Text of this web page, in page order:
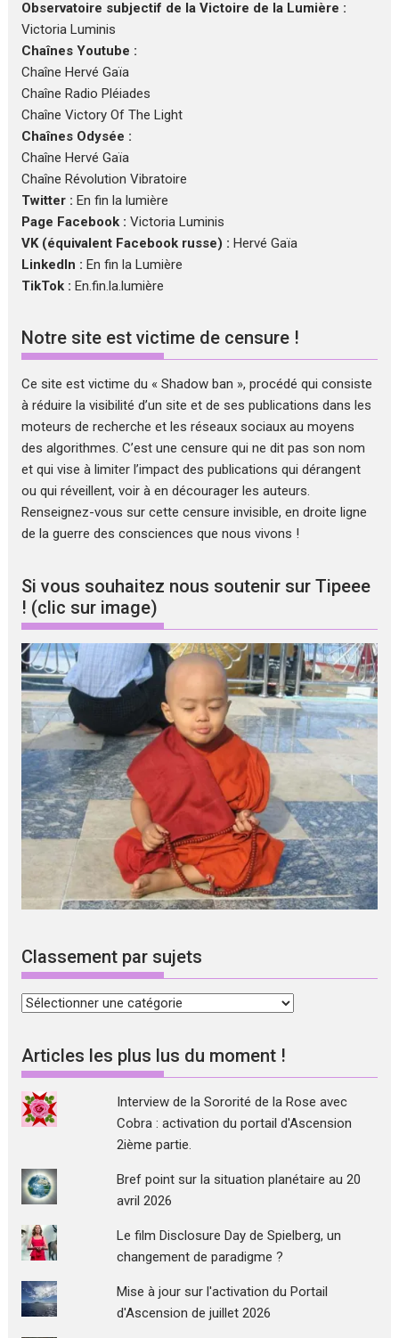
Observatoire subjectif de la Victoire de la Lumière :
Victoria Luminis
Chaînes Youtube :
Chaîne Hervé Gaïa
Chaîne Radio Pléiades
Chaîne Victory Of The Light
Chaînes Odysée :
Chaîne Hervé Gaïa
Chaîne Révolution Vibratoire
Twitter : En fin la lumière
Page Facebook : Victoria Luminis
VK (équivalent Facebook russe) : Hervé Gaïa
LinkedIn : En fin la Lumière
TikTok : En.fin.la.lumière
Notre site est victime de censure !
Ce site est victime du « Shadow ban », procédé qui consiste
à réduire la visibilité d’un site et de ses publications dans les
moteurs de recherche et les réseaux sociaux au moyens
des algorithmes. C’est une censure qui ne dit pas son nom
et qui vise à limiter l’impact des publications qui dérangent
ou qui réveillent, voir à en décourager les auteurs.
Renseignez-vous sur cette censure invisible, en droite ligne
de la guerre des consciences que nous vivons !
Si vous souhaitez nous soutenir sur Tipeee
! (clic sur image)
Classement par sujets
Classement
sujets
Articles les plus lus du moment !
Interview de la Sororité de la Rose avec
Cobra : activation du portail d'Ascension
2ième partie.
Bref point sur la situation planétaire au 20
avril 2026
Le film Disclosure Day de Spielberg, un
changement de paradigme ?
Mise à jour sur l'activation du Portail
d'Ascension de juillet 2026